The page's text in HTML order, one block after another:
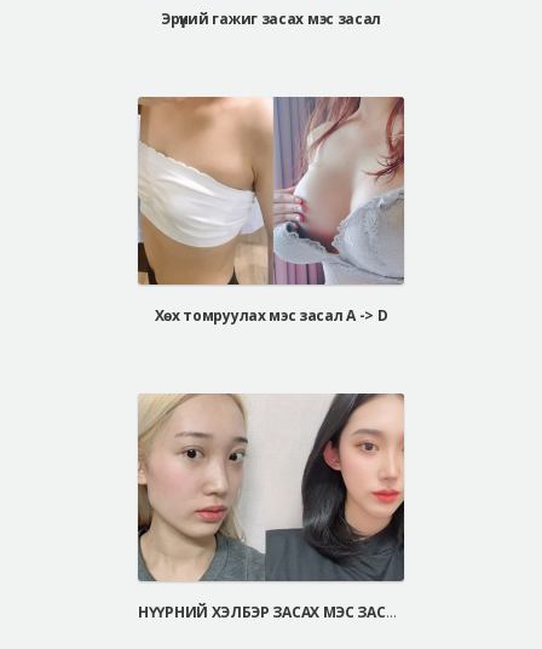
Эрүүний гажиг засах мэс засал
Хөх томруулах мэс засал A -> D
НҮҮРНИЙ ХЭЛБЭР ЗАСАХ МЭС ЗАСАЛ